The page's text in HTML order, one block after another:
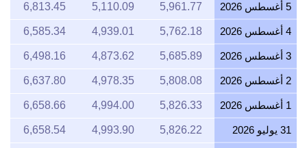
5 أغسطس 2026 5,961.77
5,110.09
6,813.45
4 أغسطس 2026 5,762.18
4,939.01
6,585.34
3 أغسطس 2026 5,685.89
4,873.62
6,498.16
2 أغسطس 2026 5,808.08
4,978.35
6,637.80
1 أغسطس 2026 5,826.33
4,994.00
6,658.66
31 يوليو 2026 5,826.22
4,993.90
6,658.54